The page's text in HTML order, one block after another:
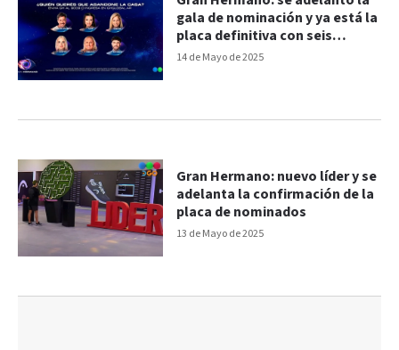
14 de Mayo de 2025
gala de nominación y ya está la
placa definitiva con seis
nominados
13 de Mayo de 2025
Gran Hermano: nuevo líder y se
adelanta la confirmación de la
placa de nominados